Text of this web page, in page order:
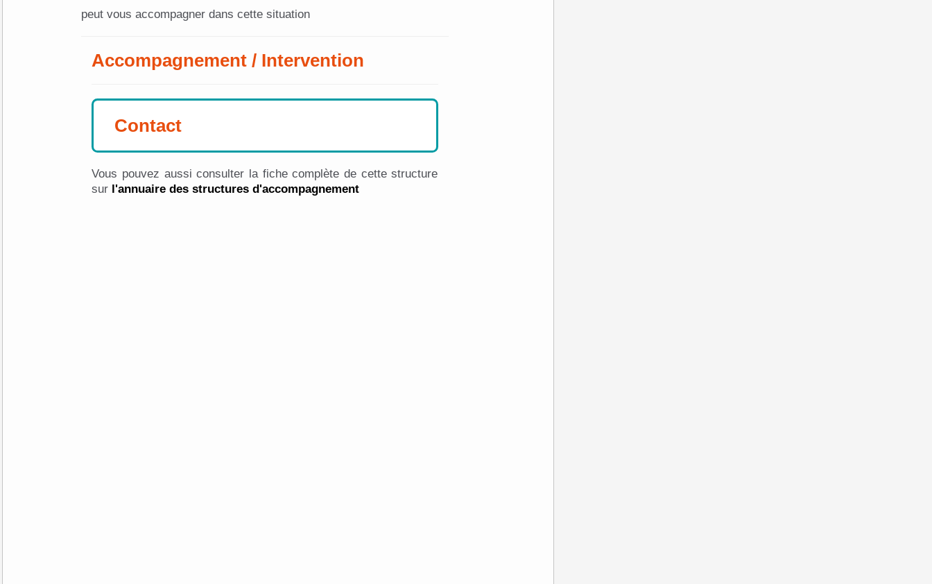
peut vous accompagner dans cette situation
Accompagnement / Intervention
Contact
Vous pouvez aussi consulter la fiche complète de cette structure
sur l'annuaire des structures d'accompagnement